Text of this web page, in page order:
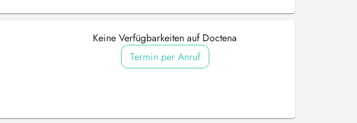
Keine Verfügbarkeiten auf Doctena
Termin per Anruf